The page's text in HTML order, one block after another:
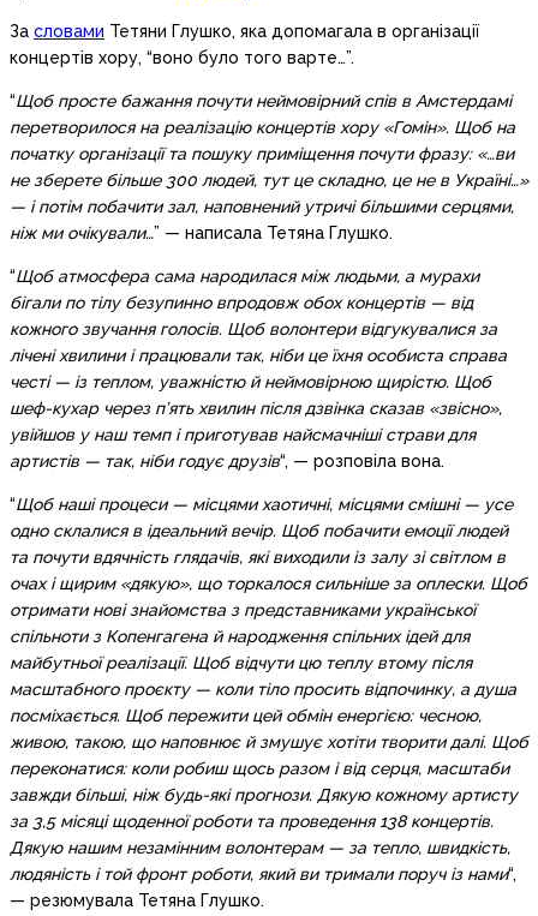
За словами Тетяни Глушко, яка допомагала в організації
концертів хору, “воно було того варте…”.
“Щоб просте бажання почути неймовірний спів в Амстердамі
перетворилося на реалізацію концертів хору «Гомін». Щоб на
початку організації та пошуку приміщення почути фразу: «…ви
не зберете більше 300 людей, тут це складно, це не в Україні…»
— і потім побачити зал, наповнений утричі більшими серцями,
ніж ми очікували…” — написала Тетяна Глушко.
“Щоб атмосфера сама народилася між людьми, а мурахи
бігали по тілу безупинно впродовж обох концертів — від
кожного звучання голосів. Щоб волонтери відгукувалися за
лічені хвилини і працювали так, ніби це їхня особиста справа
честі — із теплом, уважністю й неймовірною щирістю. Щоб
шеф-кухар через п’ять хвилин після дзвінка сказав «звісно»,
увійшов у наш темп і приготував найсмачніші страви для
артистів — так, ніби годує друзів“, — розповіла вона.
“Щоб наші процеси — місцями хаотичні, місцями смішні — усе
одно склалися в ідеальний вечір. Щоб побачити емоції людей
та почути вдячність глядачів, які виходили із залу зі світлом в
очах і щирим «дякую», що торкалося сильніше за оплески. Щоб
отримати нові знайомства з представниками української
спільноти з Копенгагена й народження спільних ідей для
майбутньої реалізації. Щоб відчути цю теплу втому після
масштабного проєкту — коли тіло просить відпочинку, а душа
посміхається. Щоб пережити цей обмін енергією: чесною,
живою, такою, що наповнює й змушує хотіти творити далі. Щоб
переконатися: коли робиш щось разом і від серця, масштаби
завжди більші, ніж будь-які прогнози. Дякую кожному артисту
за 3,5 місяці щоденної роботи та проведення 138 концертів.
Дякую нашим незамінним волонтерам — за тепло, швидкість,
людяність і той фронт роботи, який ви тримали поруч із нами“,
— резюмувала Тетяна Глушко.